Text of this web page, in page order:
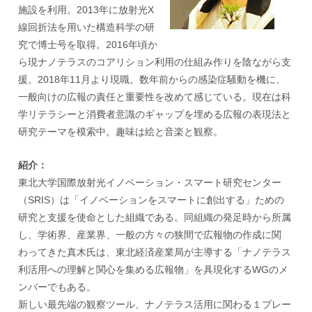
施設を利用。2013年に放射光X
線回折法を用いた構造科学の研
究で博士号を取得。2016年頃か
ら現ナノテラスのコアリション利用の仕組み作りを陰ながら支
援。2018年11月より現職。数年前からの感染症騒動を機に、
一般向けの広報の責任と重要性を改めて感じている。現在は科
学リテラシーと消費者意識のギャップを埋める広報の表現法と
研究テーマを模索中。趣味は絵と音楽と観察。
紹介：
東北大学国際放射光イノベーション・スマート研究センター
（SRIS）は「イノベーションをスマートに創出する」ための
研究と支援を使命とした組織である。同組織の発足時から所属
し、学術界、産業界、一般の方々の狭間で広報物の作成に関
わってきた真木氏は、東北経済産業局が主導する「ナノテラス
利活用への理解と関心を集める広報物」を具現化するWGのメ
ンバーでもある。
新しい最先端の観察ツール、ナノテラス活用に関わる１プレー